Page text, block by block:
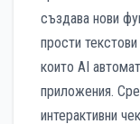
създава нови
прости
които AI
приложения.
интерактивни